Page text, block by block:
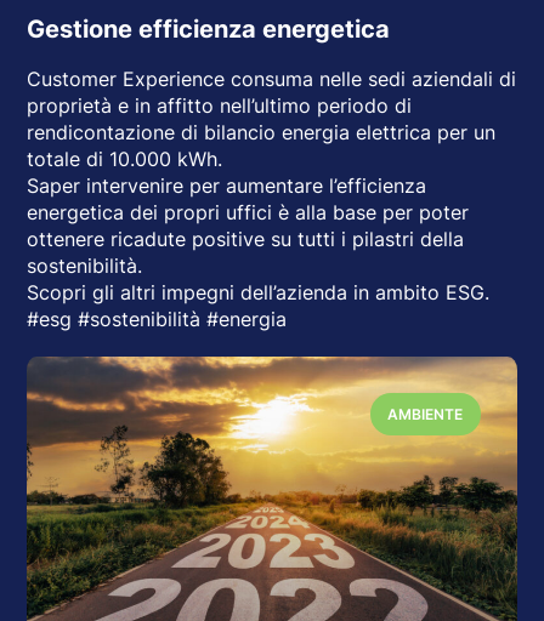
Gestione efficienza energetica
Customer Experience consuma nelle sedi aziendali di
proprietà e in affitto nell’ultimo periodo di
rendicontazione di bilancio energia elettrica per un
totale di 10.000 kWh.
Saper intervenire per aumentare l’efficienza
energetica dei propri uffici è alla base per poter
ottenere ricadute positive su tutti i pilastri della
sostenibilità.
Scopri gli altri impegni dell’azienda in ambito ESG.
#esg #sostenibilità #energia
AMBIENTE